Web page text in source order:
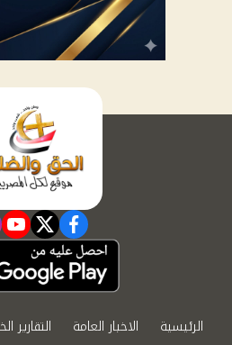
facebook
الرئيسية الاخبار العامة التقارير